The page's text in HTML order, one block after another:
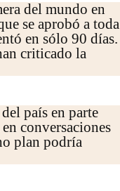
del mundo en
se aprobó a toda
en sólo 90 días.
criticado la
país en parte
conversaciones
plan podría